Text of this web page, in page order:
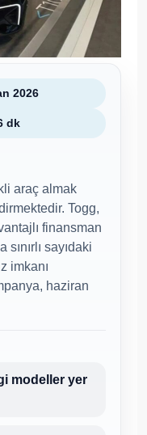
2026
dk
araç almak
Togg,
finansman
sayıdaki
imkanı
haziran
modeller yer